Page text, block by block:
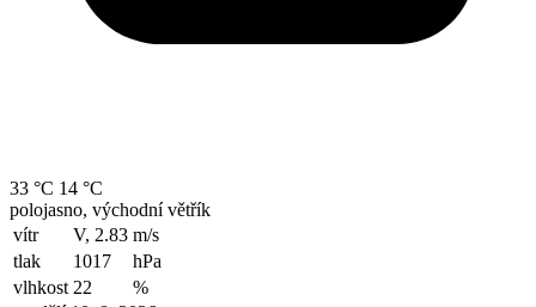
33 °C 14 °C
polojasno, východní větřík
vítr
V, 2.83 m/s
tlak
1017
hPa
vlhkost 22
%